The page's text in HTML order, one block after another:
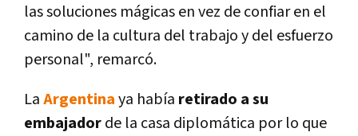
las soluciones mágicas en vez de confiar en el
camino de la cultura del trabajo y del esfuerzo
personal", remarcó.
LaArgentinaya habí­a retirado a su
embajadorde la casa diplomática por lo que